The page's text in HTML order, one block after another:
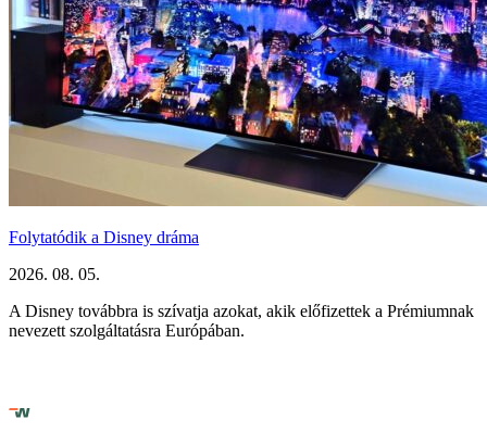
Folytatódik a Disney dráma
2026. 08. 05.
A Disney továbbra is szívatja azokat, akik előfizettek a Prémiumnak
nevezett szolgáltatásra Európában.